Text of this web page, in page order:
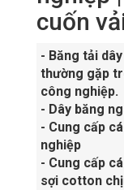
cuốn
- Băng tải
thường gặp
công nghiệp.
- Dây băng
- Cung cấp
nghiệp
- Cung cấp
sợi cotton